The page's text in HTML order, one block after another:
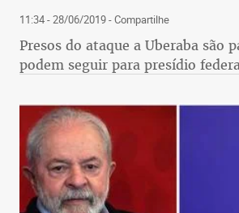
11:34 - 28/06/2019- Compartilhe
Presos do ataque a Uberaba são
podem seguir para presídio